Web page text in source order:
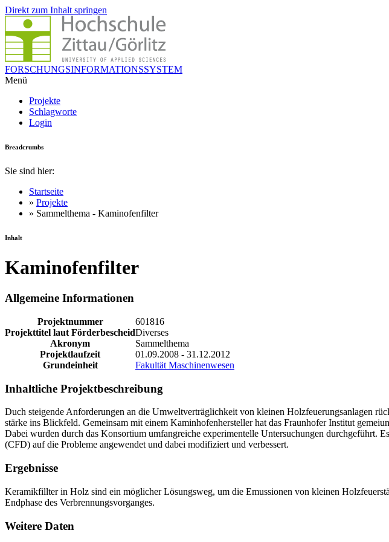
Direkt zum Inhalt springen
FORSCHUNGSINFORMATIONSSYSTEM
Menü
Projekte
Schlagworte
Login
Breadcrumbs
Sie sind hier:
Startseite
» Projekte
» Sammelthema - Kaminofenfilter
Inhalt
Kaminofenfilter
Allgemeine Informationen
Projektnummer
601816
Projekttitel laut FörderbescheidDiverses
Akronym
Sammelthema
Projektlaufzeit
01.09.2008 - 31.12.2012
Grundeinheit
Fakultät Maschinenwesen
Inhaltliche Projektbeschreibung
Duch steigende Anforderungen an die Umweltverträglichkeit von kleinen Holzfeuerungsanlagen
stärke ins Blickfeld. Gemeinsam mit einem Kaminhofenhersteller hat das Fraunhofer Institut
Dabei wurden durch das Konsortium umfangreiche experimentelle Untersuchungen durchgeführt.
(CFD) auf die Probleme angewendet und dabei modifiziert und verbessert.
Ergebnisse
Keramikfillter in Holz sind ein möglicher Lösungsweg, um die Emussionen von kleinen
Endphase des Verbrennungsvorganges.
Weitere Daten